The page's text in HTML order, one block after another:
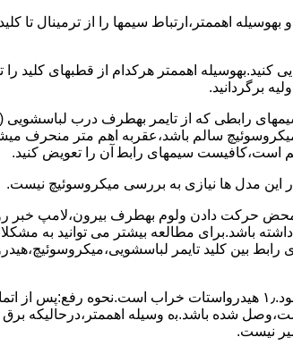
اهممتر،ارﺗﺒﺎط سیمها را از ﺗﺮﻣﯿﻨﺎل ﺗﺎ
کنید.بهوسیله اهممتر هرکدام از قطبهای
برگردانید.
راﺑﻄﯽ ﮐﻪ از ﺗﺎﯾﻤﺮ بهطرف درب لباسشویی
ﺳﺎﻟﻢ ﺑﺎﺷﺪ،ﻋﻘﺮﺑﻪ اهم متر ﻣﻨﺤﺮف
اﺳﺖ،ﮐﺎﻓﯿﺴﺖ سیمهای راﺑﻄ آن را ﺗﻌﻮﯾﺾ کنید.
اﯾﻦ مدل ها ﻧﯿﺎزی ﺑﻪ بررسی ﻣﯿﮑﺮوﺳﻮﺋﯿﭻ نیست.
بهمحض ﺣﺮﮐﺖ دادن وﻟﻮم بهطرف ﺑﯿﺮون،ﻻﻣﭗ ﺧﺒﺮ
مشکل ۳:لباسشویی ﻋﻤﻞ آﺑﮕﯿﺮی را ﺑﻪ اﺗﻤﺎم رﺳﺎﻧﺪه،اﻣﺎ ﻋﻤﻠﯿﺎت ﺑﻌﺪی اﻧﺠﺎم
شماره (۱۱)به (۱۳)،ﮐﻪ ﺑﻪ ﻣﻮﺗﻮر ﻣﺘﺼﻞ اﺳﺖ،وﺻﻞ ﺷﺪه ﺑﺎﺷﺪ.ﺑه وسیله
نیست.